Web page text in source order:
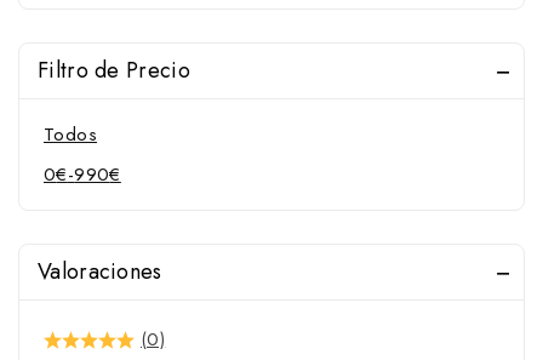
Menorquines
Pessoa
Polo
Raid
Trotón
Filtro de Precio
Todos
0€-990€
Valoraciones
(0)